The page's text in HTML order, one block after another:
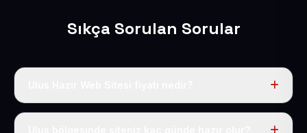
Sıkça Sorulan Sorular
Tek fiyat uygulanır: yıllık 50 USD + KDV. Bu bedele alan